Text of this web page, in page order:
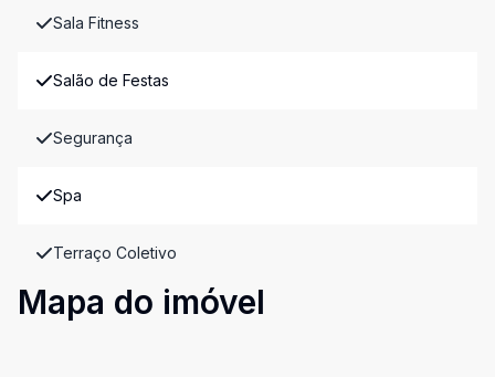
Sala Fitness
Salão de Festas
Segurança
Spa
Terraço Coletivo
Mapa do imóvel